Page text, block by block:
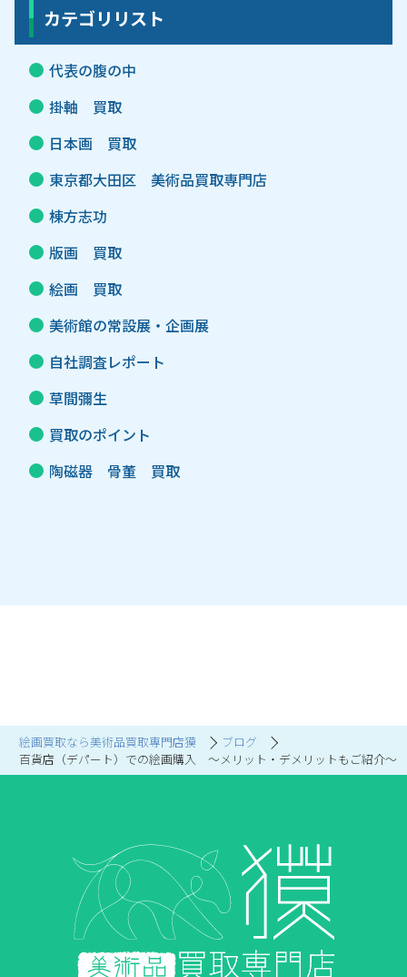
絵画買取なら美術品買取専門店獏
ブログ
百貨店（デパート）での絵画購入 ～メリット・デメリットもご紹介～
カテゴリリスト
代表の腹の中
掛軸 買取
日本画 買取
東京都大田区 美術品買取専門店
棟方志功
版画 買取
絵画 買取
美術館の常設展・企画展
自社調査レポート
草間彌生
買取のポイント
陶磁器 骨董 買取